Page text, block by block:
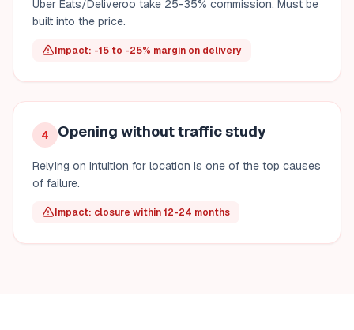
Uber Eats/Deliveroo take 25-35% commission. Must be
built into the price.
Impact: -15 to -25% margin on delivery
4 Opening without traffic study
Relying on intuition for location is one of the top causes
of failure.
Impact: closure within 12-24 months